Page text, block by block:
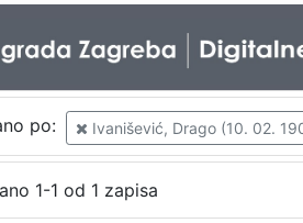
po: Ivanišević, Drago (10. 02.
1-1 od 1 zapisa